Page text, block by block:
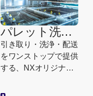
業を簡素化しながら、
汚破損事故の防止と資
材コストの削減を同時
に実現します。
パレット洗浄
サービス
引き取り・洗浄・配送
をワンストップで提供
する、NXオリジナル
ーションです。高品